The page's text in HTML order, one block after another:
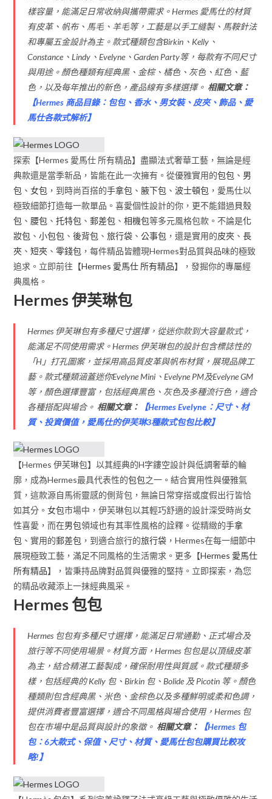
樣容量，能滿足日常收納與攜帶需求。Hermes 愛馬仕的材質
有皮革、帆布、馬毛、羊毛等，工藝是以手工縫製、馬鞍針法
和專屬五金設計為主。款式種類包含Birkin、Kelly、
Constance、Lindy、Evelyne、Garden Party等，每款有不同尺寸
與用途。顏色種類有經典黑、金棕、橘色、灰色、紅色、藍
色，以及每年推出的新色，產品線有多樣選擇。 相關文章：
【Hermes 商品目錄：包包、香水、男女裝、皮夾、飾品、愛
馬仕各款式解析】
探索【Hermes 愛馬仕 所有精品】盡顯法式奢華工藝，無論是經
典款還是當季新品，皆能在此一次擁有。從優雅實用的包包 、 男
包 、女包 ，到時尚百搭的手拿包 、 腋下包 、波士頓包 ，愛馬仕以
極致細節打造每一款單品。喜愛個性設計的你，更不能錯過貝殼
包 、 腰包 、托特包 、郵差包 、相機包等多元風格包款。不論是化
妝包 、小包包 、後背包 、旅行袋 、公事包 ，還是實用的皮夾 、長
夾 、短夾 、零錢包 ，每件精品皆體現Hermes對品質與品味的極致
追求。立即前往【Hermes 愛馬仕 所有精品】，發掘你的專屬經
典風格。
Hermes 伊芙琳包
Hermes 伊芙琳包有多種尺寸選擇，從迷你款到大容量款式，
能滿足不同使用需求。Hermes 伊芙琳包的設計包含標誌性的
「H」打孔圖案，並採用高品質皮革與帆布材質，展現品牌工
藝。款式種類涵蓋迷你Evelyne Mini、Evelyne PM及Evelyne GM
等，顏色選擇豐富，包括經典黑色、灰色及多種流行色，適合
各種搭配與場合。 相關文章： 【Hermes Evelyne：尺寸、材
質、投資價值，愛馬仕的伊芙琳3種款式包包比較】
【Hermes 伊芙琳包】以其經典的H字鏤空設計與低調奢華的輪
廓，成為Hermes最具代表性的包包之一。結合實用性與優雅氣
質，這款源自馬術靈感的側背包，無論日常穿搭或度假出行皆恰
如其分。女包市場中，伊芙琳包以其輕巧舒適的設計深受時尚女
性喜愛，而在男包領域也有其率性風格的詮釋。從精緻的手拿
包 、實用的郵差包 ，到適合旅行的旅行袋 ，Hermes在每一細節中
展現極致工藝，滿足不同風格的生活需求。更多【Hermes 愛馬仕
所有精品】，皆秉持品牌對品質與優雅的堅持。立即探索，為您
的精品收藏添上一抹經典風采。
Hermes 包包
Hermes 包包有多種尺寸選擇，能滿足日常通勤、正式場合及
旅行等不同使用場景。材質方面，Hermes 包包是以頂級皮革
為主，結合精湛工藝製成，確保耐用性與質感。款式種類多
樣，包括經典的 Kelly 包、Birkin 包、Bolide 及 Picotin 等。顏色
種類則包含經典黑、米色、金棕色以及多種鮮明或柔和色調，
提供消費者豐富選擇，適合不同風格與場合使用，Hermes 包
包在市場中是品質與設計的象徵。 相關文章： 【Hermes 包
包：6大款式、保值、尺寸、材質、愛馬仕包包購買比較攻
略!】